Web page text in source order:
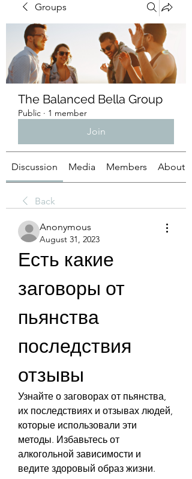
Groups
The Balanced Bella Group
Public · 1 member
Join
Discussion Media Members About
Back
Anonymous
August 31, 2023
Есть какие
заговоры от
пьянства
последствия
отзывы
Узнайте о заговорах от пьянства,
их последствиях и отзывах людей,
которые использовали эти
методы. Избавьтесь от
алкогольной зависимости и
ведите здоровый образ жизни.